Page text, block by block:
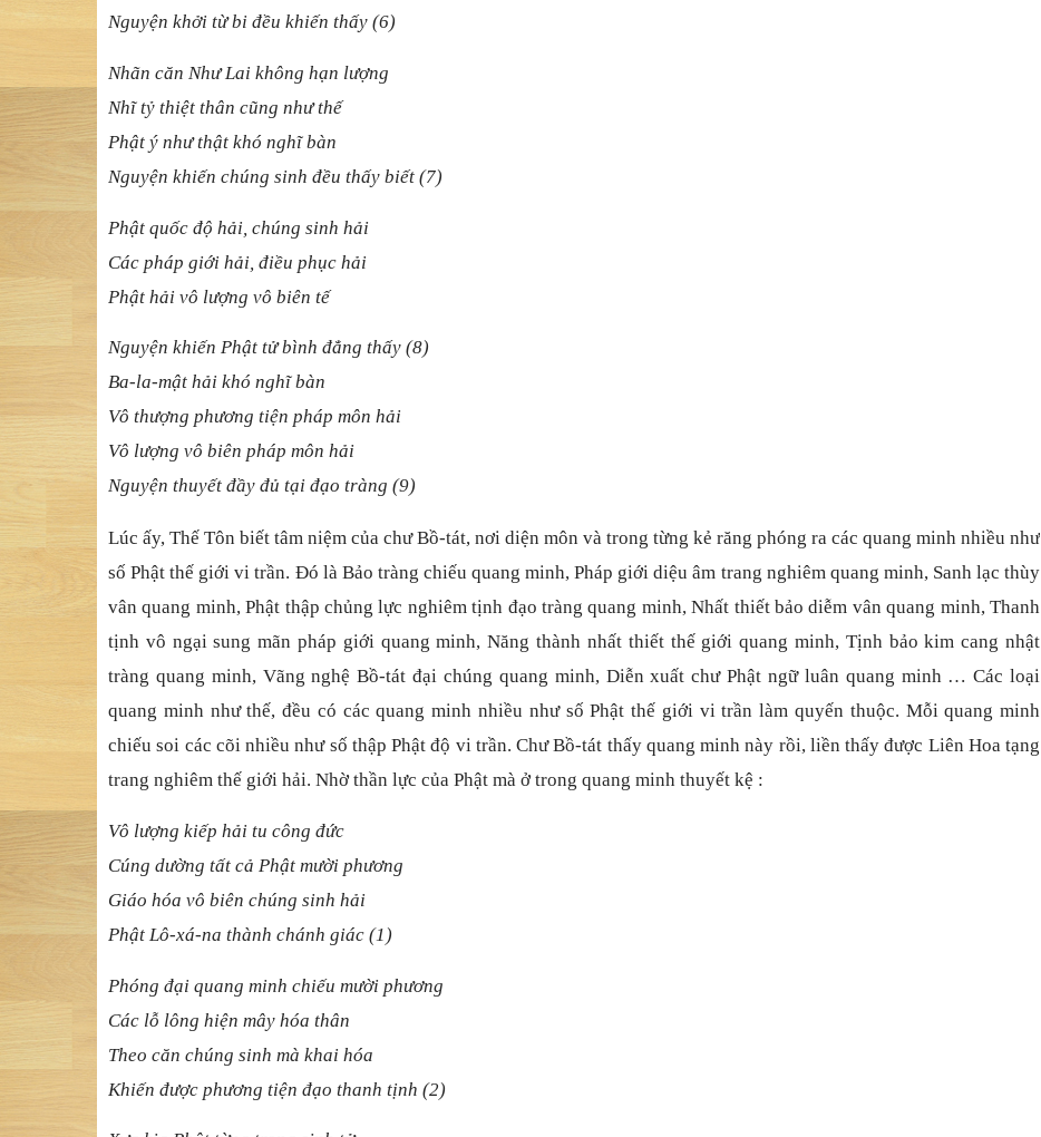
Nguyện khởi từbi đều khiến thấy (6)
Nhãn căn Như Lai không hạn lượng
Nhĩtỷ thiệt thân cũng như thế
Phật ý như thật khó nghĩbàn
Nguyện khiến chúng sinh đều thấy biết (7)
Phật quốc độ hải, chúng sinh hải
Các pháp giới hải, điều phục hải
Phật hải vô lượng vô biên tế
Nguyện khiến Phật tửbình đẳng thấy (8)
Ba-la-mật hải khó nghĩbàn
Vô thượng phương tiện pháp môn hải
Vô lượng vô biên pháp môn hải
Nguyện thuyết đầy đủ tại đạo tràng (9)
Lúc ấy, Thế Tôn biết tâm niệm của chư Bồ-tát, nơi diện môn và trong từng kẻ răng phóng ra các quang minh nhiều như
số Phật thế giới vi trần. Đó là Bảo tràng chiếu quang minh, Pháp giới diệu âm trang nghiêm quang minh, Sanh lạc thùy
vân quang minh, Phật thập chủng lực nghiêmtịnh đạo tràng quang minh, Nhất thiết bảo diễm vân quang minh, Thanh
tịnh vô ngại sung mãn pháp giới quang minh, Năng thành nhất thiết thế giới quang minh, Tịnh bảo kim cang nhật
tràng quang minh, Vãng nghệ Bồ-tátđại chúng quang minh, Diễn xuất chư Phật ngữluân quang minh … Các loại
quang minh như thế,đều có các quang minh nhiều như số Phật thế giới vi trần làm quyến thuộc. Mỗi quang minh
chiếu soi các cõi nhiều như số thập Phậtđộ vi trần. Chư Bồ-tát thấy quang minh này rồi, liền thấyđược Liên Hoa tạng
trang nghiêm thế giới hải. Nhờthần lực của Phật mà ởtrong quang minh thuyết kệ :
Vô lượng kiếp hải tu công đức
Cúng dường tất cả Phật mười phương
Giáo hóa vô biên chúng sinh hải
Phật Lô-xá-na thành chánh giác (1)
Phóng đại quang minh chiếu mười phương
Các lỗ lông hiện mây hóa thân
Theo căn chúng sinh mà khai hóa
Khiến được phương tiện đạo thanh tịnh (2)